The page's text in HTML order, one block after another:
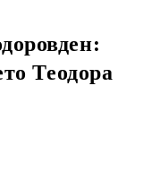
Теодора